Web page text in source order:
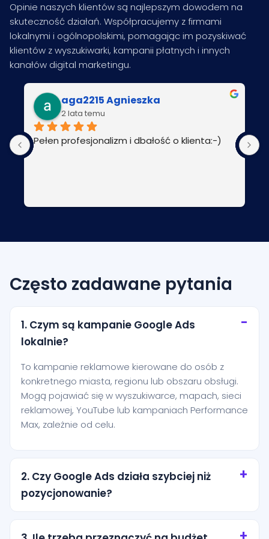
Opinie naszych klientów są najlepszym dowodem na
skuteczność działań. Współpracujemy z firmami
lokalnymi i ogólnopolskimi, pomagając im pozyskiwać
klientów z wyszukiwarki, kampanii płatnych i innych
kanałów digital marketingu.
aga2215 Agnieszka
2 lata temu
Pełen profesjonalizm i dbałość o klienta:-)
Często zadawane pytania
1. Czym są kampanie Google Ads
lokalnie?
To kampanie reklamowe kierowane do osób z
konkretnego miasta, regionu lub obszaru obsługi.
Mogą pojawiać się w wyszukiwarce, mapach, sieci
reklamowej, YouTube lub kampaniach Performance
Max, zależnie od celu.
2. Czy Google Ads działa szybciej niż
pozycjonowanie?
Tak, reklamy mogą zacząć generować ruch niemal
od razu po uruchomieniu. Pozycjonowanie zwykle